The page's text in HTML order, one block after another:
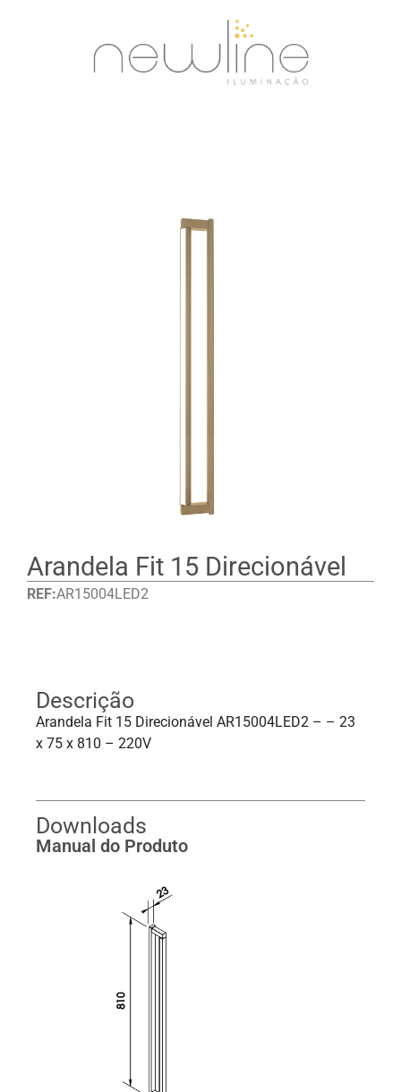
Arandela Fit 15 Direcionável
REF:AR15004LED2
Descrição
Arandela Fit 15 Direcionável AR15004LED2 – – 23
x 75 x 810 – 220V
Downloads
Manual do Produto